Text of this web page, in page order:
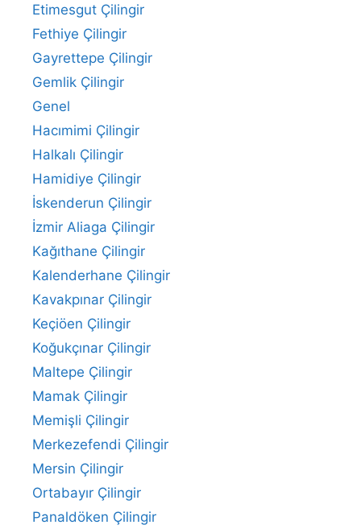
Etimesgut Çilingir
Fethiye Çilingir
Gayrettepe Çilingir
Gemlik Çilingir
Genel
Hacımimi Çilingir
Halkalı Çilingir
Hamidiye Çilingir
İskenderun Çilingir
İzmir Aliaga Çilingir
Kağıthane Çilingir
Kalenderhane Çilingir
Kavakpınar Çilingir
Keçiöen Çilingir
Koğukçınar Çilingir
Maltepe Çilingir
Mamak Çilingir
Memişli Çilingir
Merkezefendi Çilingir
Mersin Çilingir
Ortabayır Çilingir
Panaldöken Çilingir